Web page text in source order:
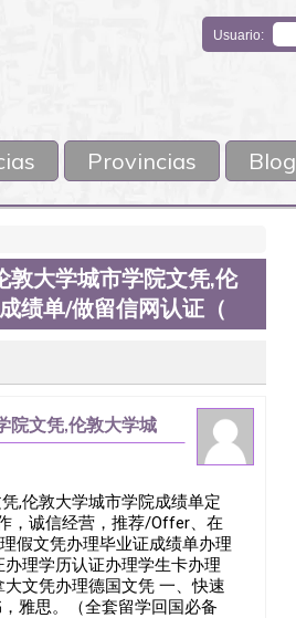
Usuario:
Provincias Blog
大学城市学院文凭,伦
绩单/做留信网认证（
院文凭,伦敦大学城
,伦敦大学城市学院成绩单定
，诚信经营，推荐/Offer、在
假文凭办理毕业证成绩单办理
理学历认证办理学生卡办理
文凭办理德国文凭 一、快速
雅思。（全套留学回国必备